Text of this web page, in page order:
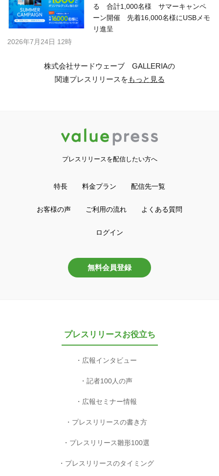
る 合計1,000名様 サマーキャンペ
ーン開催 先着16,000名様にUSBメモ
リ進呈
2026年7月24日 12時
株式会社サードウェーブ GALLERIAの
関連プレスリリースをもっと見る
プレスリリースを配信したい方へ
特長 料金プラン 配信先一覧
お客様の声 ご利用の流れ よくある質問
ログイン
無料会員登録
プレスリリースお役立ち
広報インタビュー
記者100人の声
広報セミナー情報
プレスリリースの書き方
プレスリリース雛形100選
プレスリリースのタイミング